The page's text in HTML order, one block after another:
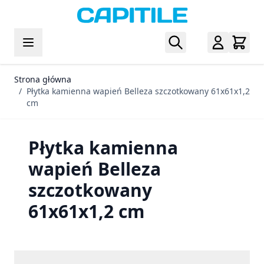
Strona główna
/ Płytka kamienna wapień Belleza szczotkowany 61x61x1,2
cm
Płytka kamienna
wapień Belleza
szczotkowany
61x61x1,2 cm